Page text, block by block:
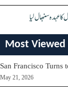
عہدہ سنبھال لیا
Most Viewed
San Francisco Turns
May 21, 2026